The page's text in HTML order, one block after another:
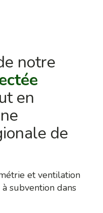
notre
en
de
et ventilation
subvention dans